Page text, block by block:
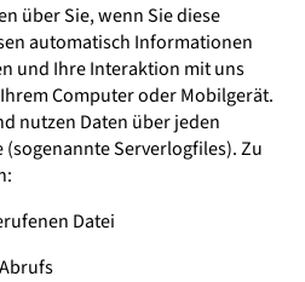
über Sie, wenn Sie diese
automatisch Informationen
und Ihre Interaktion mit uns
Computer oder Mobilgerät.
nutzen Daten über jeden
Serverlogfiles). Zu
Datei